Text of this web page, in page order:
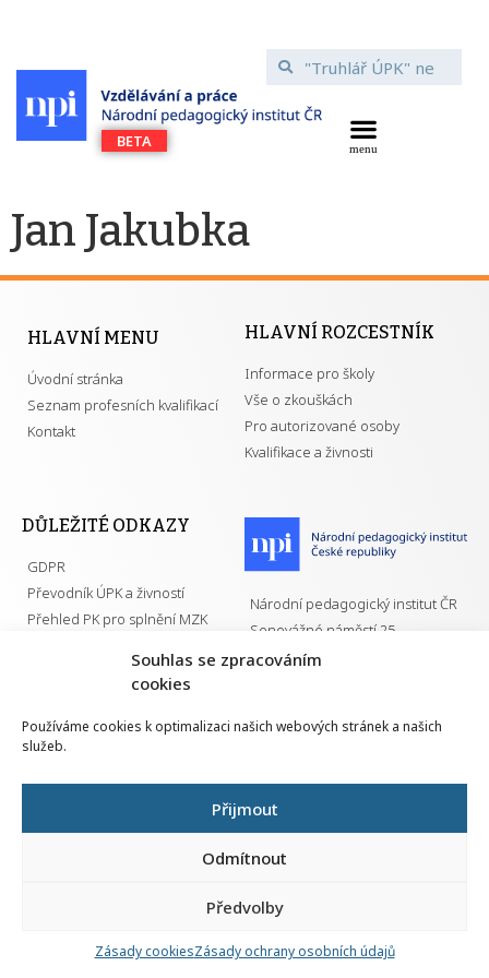
Souhlas se zpracováním
cookies
Používáme cookies k optimalizaci našich webových stránek a našich
služeb.
Přijmout
Odmítnout
Předvolby
Zásady cookiesZásady ochrany osobních údajů
Jan Jakubka
HLAVNÍ MENU
Úvodní stránka
Seznam profesních kvalifikací
Kontakt
HLAVNÍ ROZCESTNÍK
Informace pro školy
Vše o zkouškách
Pro autorizované osoby
Kvalifikace a živnosti
DŮLEŽITÉ ODKAZY
GDPR
Převodník ÚPK a živností
Přehled PK pro splnění MZK
Národní pedagogický institut ČR
Senovážné náměstí 25
110 00 Praha 1